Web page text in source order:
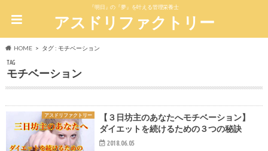
『明日』の『夢』を叶える管理栄養士
アスドリファクトリー
HOME タグ : モチベーション
TAG
モチベーション
アスドリファクトリー
【３日坊主のあなたへモチベーション】
ダイエットを続けるための３つの秘訣
2018.06.05